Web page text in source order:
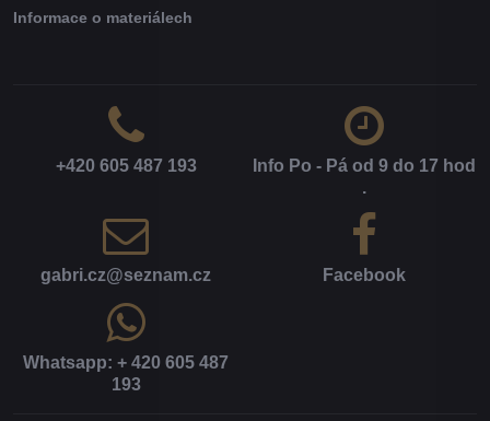
Informace o materiálech
+420 605 487 193
Info Po - Pá od 9 do 17 hod​
.
gabri​.cz​@seznam​.cz Facebook
Whatsapp: + 420 605 487
193